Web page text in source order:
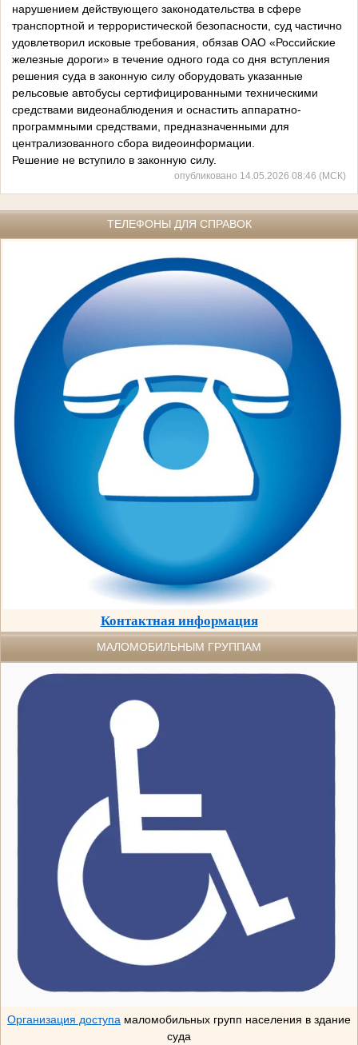
нарушением действующего законодательства в сфере
транспортной и террористической безопасности, суд частично
удовлетворил исковые требования, обязав ОАО «Российские
железные дороги» в течение одного года со дня вступления
решения суда в законную силу оборудовать указанные
рельсовые автобусы сертифицированными техническими
средствами видеонаблюдения и оснастить аппаратно-
программными средствами, предназначенными для
централизованного сбора видеоинформации.
Решение не вступило в законную силу.
опубликовано 14.05.2026 08:46 (МСК)
ТЕЛЕФОНЫ ДЛЯ СПРАВОК
Контактная информация
МАЛОМОБИЛЬНЫМ ГРУППАМ
Организация доступа маломобильных групп населения в здание
суда